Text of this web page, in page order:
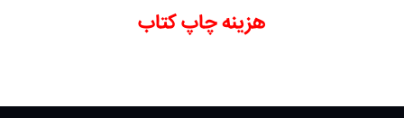
هزینه چاپ کتاب